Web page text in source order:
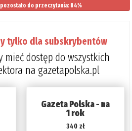
pozostało do przeczytania: 84%
tylko dla subskrybentów
mieć dostęp do wszystkich
na gazetapolska.pl
Gazeta Polska - na
1 rok
340 zł